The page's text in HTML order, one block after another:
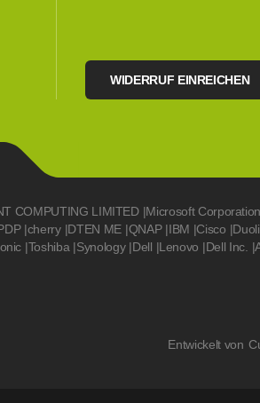
WIDERRUF EINREICHEN
COMPUTING LIMITED |Microsoft Corporation
|cherry |DTEN ME |QNAP |IBM |Cisco |
|Toshiba |Synology |Dell |Lenovo |Dell Inc. |
Entwickelt von